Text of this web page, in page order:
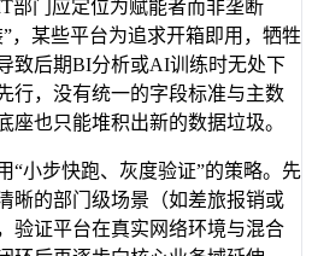
部门应定位为赋能者而非垄断
，某些平台为追求开箱即用，牺牲
致后期BI分析或AI训练时无处下
行，没有统一的字段标准与主数
座也只能堆积出新的数据垃圾。
“小步快跑、灰度验证”的策略。先
晰的部门级场景（如差旅报销或
验证平台在真实网络环境与混合